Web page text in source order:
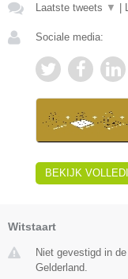
Laatste tweets ▼
Sociale media:
BEKIJK
Witstaart
Niet gevestigd in
Gelderland.